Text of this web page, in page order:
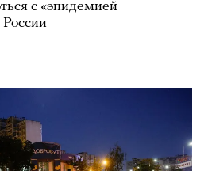
с «эпидемией
России